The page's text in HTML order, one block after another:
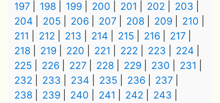
197
198 199 200 201 202
203
204
205 206 207 208 209
210
211
212 213 214 215 216
217
218
219 220 221 222 223
224
225
226 227 228 229 230
231
232
233 234 235 236
237
238
239 240 241 242
243